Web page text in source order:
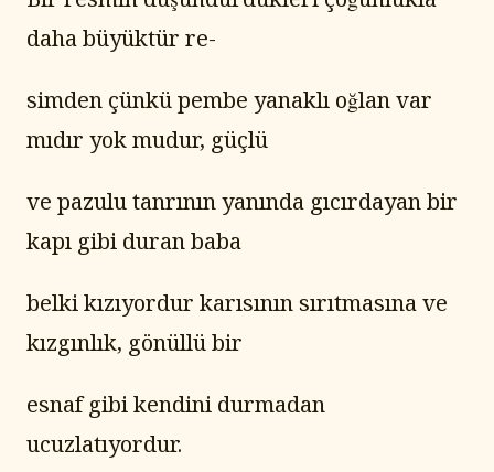
daha büyüktür re-
simden çünkü pembe yanaklı oğlan var
mıdır yok mudur, güçlü
ve pazulu tanrının yanında gıcırdayan bir
kapı gibi duran baba
belki kızıyordur karısının sırıtmasına ve
kızgınlık, gönüllü bir
esnaf gibi kendini durmadan
ucuzlatıyordur.